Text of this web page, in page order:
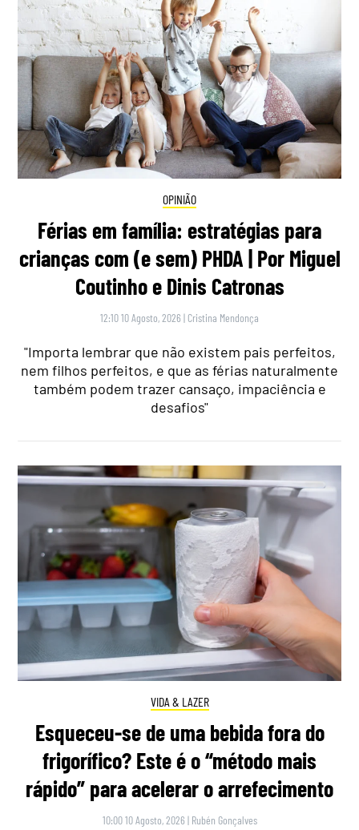
OPINIÃO
Férias em família: estratégias para
crianças com (e sem) PHDA | Por Miguel
Coutinho e Dinis Catronas
12:10 10 Agosto, 2026 | Cristina Mendonça
"Importa lembrar que não existem pais perfeitos,
nem filhos perfeitos, e que as férias naturalmente
também podem trazer cansaço, impaciência e
desafios"
VIDA & LAZER
Esqueceu-se de uma bebida fora do
frigorífico? Este é o “método mais
rápido” para acelerar o arrefecimento
10:00 10 Agosto, 2026 | Rubén Gonçalves